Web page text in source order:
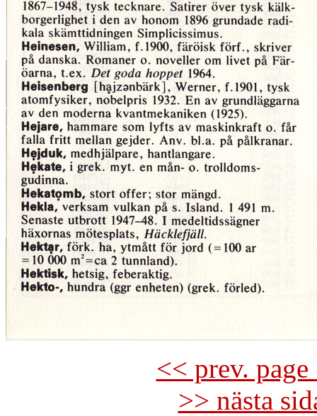
<< prev.
>> nästa